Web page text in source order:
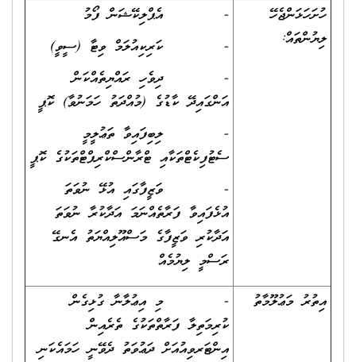
ހުށަހަޅަންޖެހޭ
ލިޔުންތައް:
- އެޕްލިކޭޝަން ފޯމު
- ކަރިކިއުލަމް ވިޓާ (ސީވީ)
- ދިވެހި ރައްޔިތެއްކަން
އަންގައިދޭ ކާޑުގެ (މުއްދަތު ހަމަނުވާ) ކޮޕީ
- ލިބިފައިވާ ތަޢުލީމީ
ސެޓުފިކެޓްތަކާއި ޓްރާންސްކްރިޕްޓްތަކުގެ ކޮޕީ
- ވަޒީފާގައި އުޅޭ ނުވަތަ
އުޅެފައިވާ ފަރާތެއްނަމަ އަދާކުރާ ނުވަތަ
އަދާކުރި ވަޒީފާގެ މަސްއޫލިއްޔަތު އެނގޭ
ރަސްމީ ލިޔުމެއް
އިތުރު މަޢުލޫމާތު
- މި އިޢުލާނާ ގުޅިގެން
ކުރިމަތިލާ ފަރާތްތަކުގެ ތެރެއިން
އިންޓަރވިއުއަށް ދަޢުވަތު ދެވޭނީ ހަމައެކަނި